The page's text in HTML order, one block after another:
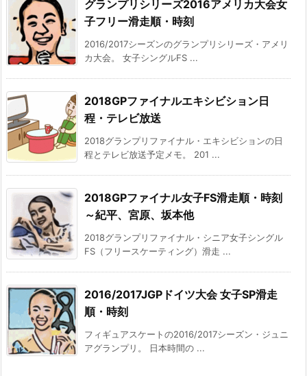
グランプリシリーズ2016アメリカ大会女
子フリー滑走順・時刻
2016/2017シーズンのグランプリシリーズ・アメリ
カ大会。 女子シングルFS ...
2018GPファイナルエキシビション日
程・テレビ放送
2018グランプリファイナル・エキシビションの日
程とテレビ放送予定メモ。 201 ...
2018GPファイナル女子FS滑走順・時刻
～紀平、宮原、坂本他
2018グランプリファイナル・シニア女子シングル
FS（フリースケーティング）滑走 ...
2016/2017JGPドイツ大会 女子SP滑走
順・時刻
フィギュアスケートの2016/2017シーズン・ジュニ
アグランプリ。 日本時間の ...